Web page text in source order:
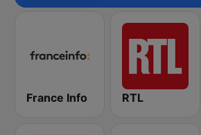
France Info RTL